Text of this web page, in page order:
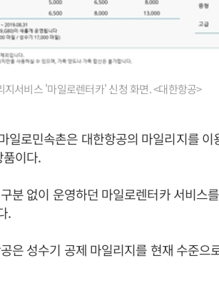
서비스 '마일로렌터카' 신청 화면. <대한항공>
일로민속촌은 대한항공의 마일리지를
이다.
분 없이 운영하던 마일로렌터카 서비스
.
은 성수기 공제 마일리지를 현재 수준으